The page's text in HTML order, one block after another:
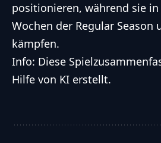
positionieren, während sie
Wochen der Regular Season
kämpfen.
Info: Diese
Hilfe von KI erstellt.